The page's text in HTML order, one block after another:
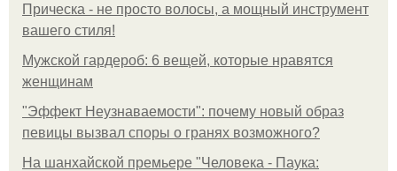
Прическа - не просто волосы, а мощный инструмент
вашего стиля!
Мужской гардероб: 6 вещей, которые нравятся
женщинам
"Эффект Неузнаваемости": почему новый образ
певицы вызвал споры о гранях возможного?
На шанхайской премьере "Человека - Паука: